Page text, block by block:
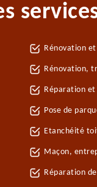
Rénovation
Rénovation,
Réparation
Pose de
Etanchéité
Maçon,
Réparation